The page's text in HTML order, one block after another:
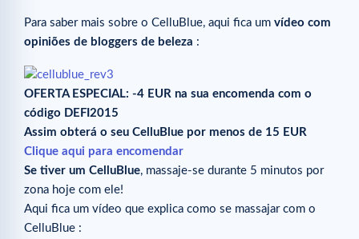
Para saber mais sobre o CelluBlue, aqui fica um vídeo com
opiniões de bloggers de beleza :
OFERTA ESPECIAL: -4 EUR na sua encomenda com o
código DEFI2015
Assim obterá o seu CelluBlue por menos de 15 EUR
Clique aqui para encomendar
Se tiver um CelluBlue, massaje-se durante 5 minutos por
zona hoje com ele!
Aqui fica um vídeo que explica como se massajar com o
CelluBlue :